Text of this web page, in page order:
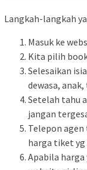
Langkah-langkah
Masuk ke
Kita pilih
Selesaikan
dewasa,
Setelah tahu
jangan
Telepon
harga tiket yg
Apabila